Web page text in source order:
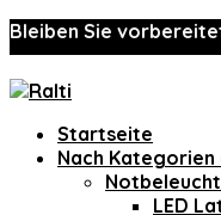
Bleiben Sie
Startseite
Nach Kategorien
LED